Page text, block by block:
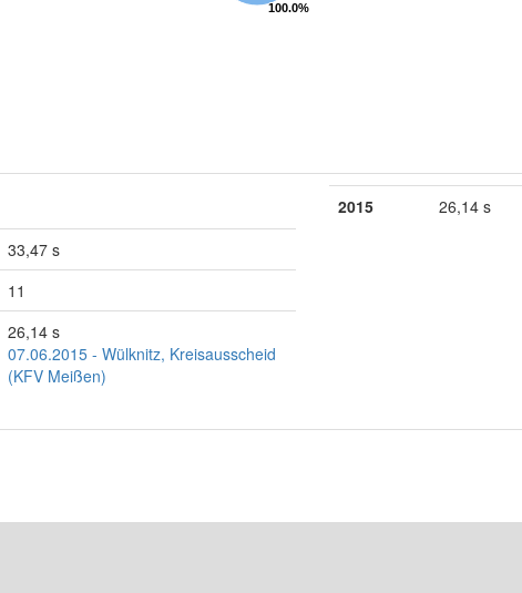
100.0%
100.0%
33,47 s
11
26,14 s
07.06.2015 - Wülknitz, Kreisausscheid
(KFV Meißen)
2015 26,14 s